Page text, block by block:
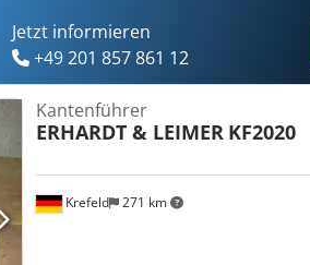
Jetzt informieren
+49 201 857 861 12
Krefeld 271 km
Kantenführer
ERHARDT & LEIMER KF2020